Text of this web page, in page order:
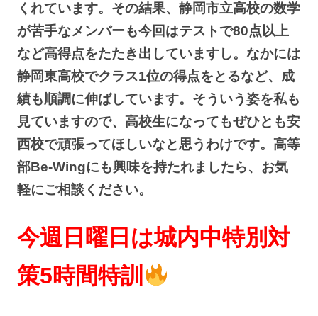
くれています。その結果、静岡市立高校の数学
が苦手なメンバーも今回はテストで80点以上
など高得点をたたき出していますし。なかには
静岡東高校でクラス1位の得点をとるなど、成
績も順調に伸ばしています。 そういう姿を私も
見ていますので、高校生になってもぜひとも安
西校で頑張ってほしいなと思うわけです。高等
部Be-Wingにも興味を持たれましたら、お気
軽にご相談ください。
今週日曜日は城内中特別対
策5時間特訓